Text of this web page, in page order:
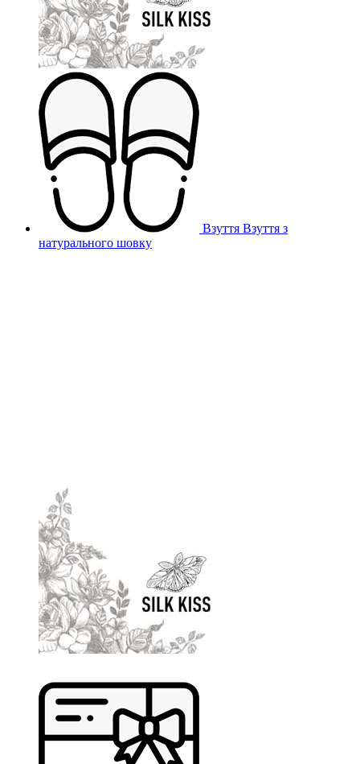
Взуття Взуття з
натурального шовку